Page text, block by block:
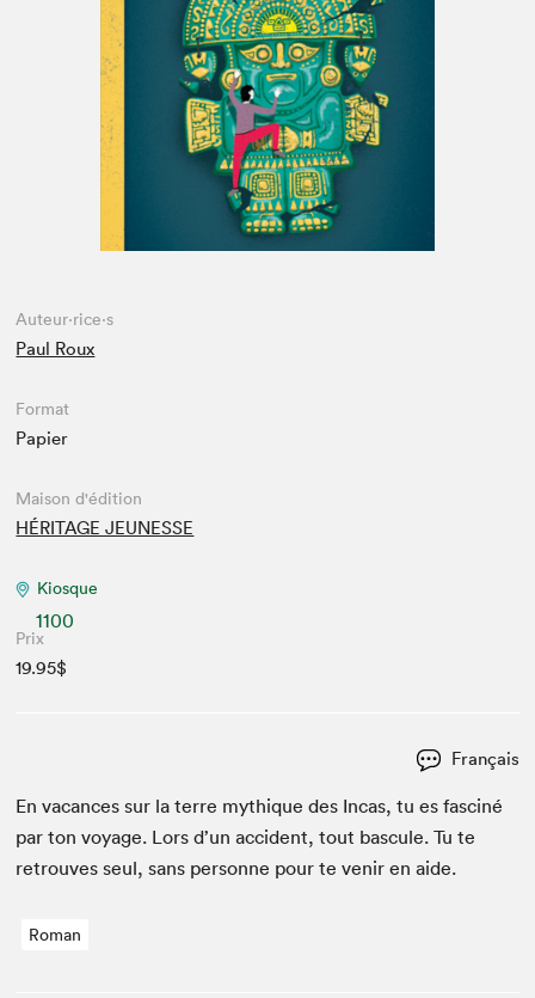
Espace enseignant·e·s
Espace pro
Auteur·rice·s
Paul Roux
Format
Papier
Maison d'édition
HÉRITAGE JEUNESSE
Kiosque
1100
Prix
19.95$
Français
En vacances sur la terre mythique des Incas, tu es fasciné
par ton voy­age. Lors d’un acci­dent, tout bas­cule. Tu te
retrou­ves seul, sans per­son­ne pour te venir en aide.
Roman